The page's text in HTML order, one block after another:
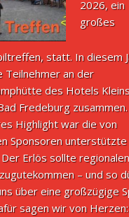
2026, ein
großes
statt. In diesem
Teilnehmer an der
des Hotels
Fredeburg zusammen.
Highlight war die von
Sponsoren unterstützte
Erlös sollte regionalen
– und so
über eine großzügige
sagen wir von